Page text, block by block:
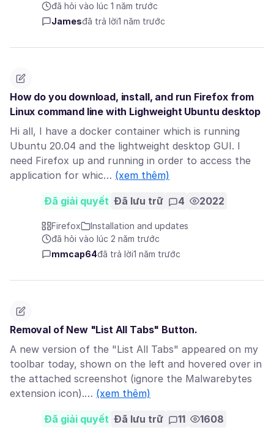
đã hỏi vào lúc 1 năm trước
Jamesđã trả lời1 năm trước
How do you download, install, and run Firefox from
Linux command line with Lighweight Ubuntu desktop
Hi all, I have a docker container which is running
Ubuntu 20.04 and the lightweight desktop GUI. I
need Firefox up and running in order to access the
application for whic… (xem thêm)
Đã giải quyết Đã lưu trữ 4 2022
Firefox
Installation and updates
đã hỏi vào lúc 2 năm trước
mmcap64đã trả lời1 năm trước
Removal of New "List All Tabs" Button.
A new version of the "List All Tabs" appeared on my
toolbar today, shown on the left and hovered over in
the attached screenshot (ignore the Malwarebytes
extension icon).… (xem thêm)
Đã giải quyết Đã lưu trữ 11 1608